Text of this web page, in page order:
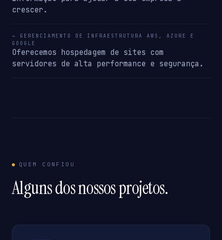
crescer.
→ GERENCIAMENTO DE INFRAESTRUTURA AWS, AZURE E
GOOGLE
Oferecemos hospedagem de sites com
servidores de alta performance e segurança.
QUEM CONFIOU
Alguns dos nossos projetos.